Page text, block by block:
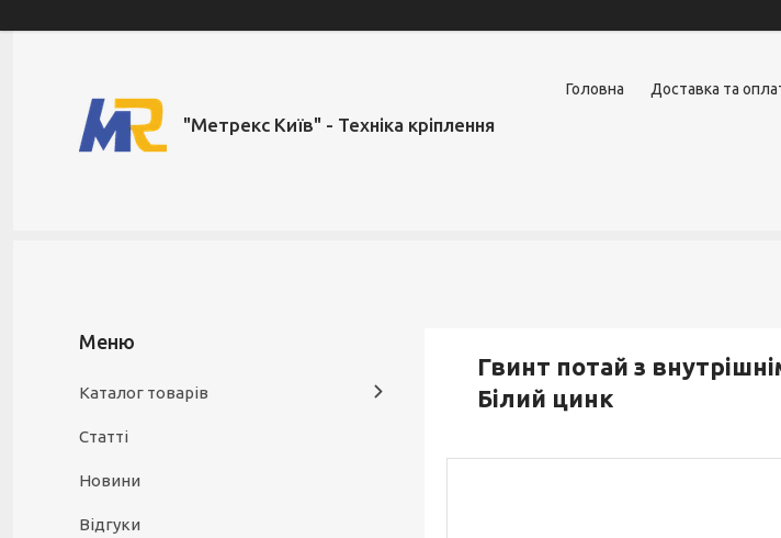
"Метрекс Київ" - Техніка кріплення
Головна Доставка та
Гвинт потай з
Білий цинк
Каталог товарів
Статті
Новини
Відгуки